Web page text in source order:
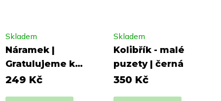
Náramek |
Gratulujeme k
miminku
Skladem
249 Kč
Kolibřík - malé
puzety | černá
Skladem
350 Kč